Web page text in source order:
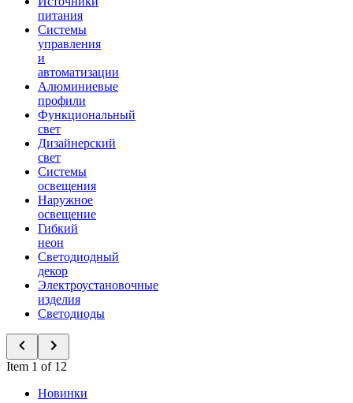
питания
Системы
управления
и
автоматизации
Алюминиевые
профили
Функциональный
свет
Дизайнерский
свет
Системы
освещения
Наружное
освещение
Гибкий
неон
Светодиодный
декор
Электроустановочные
изделия
Светодиоды
Item 1 of 12
Новинки